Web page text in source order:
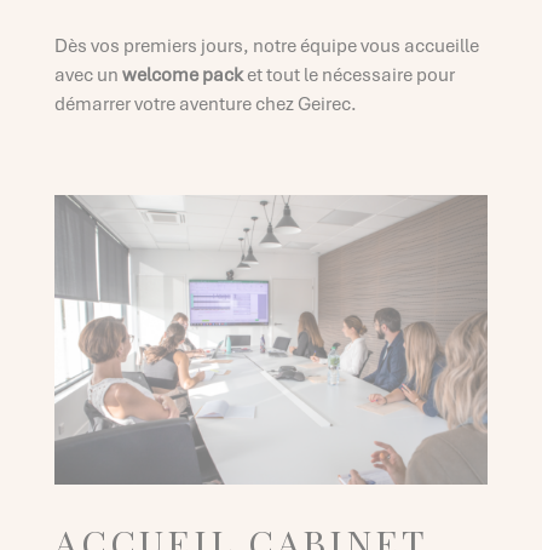
Dès vos premiers jours, notre équipe vous accueille
avec un welcome packet tout le nécessaire pour
démarrer votre aventure chez Geirec.